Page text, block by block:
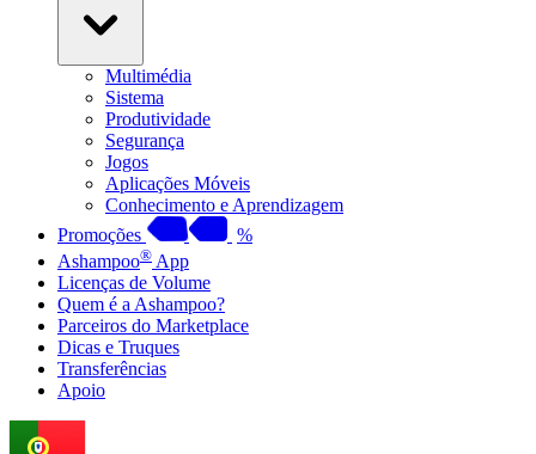
Multimédia
Sistema
Produtividade
Segurança
Jogos
Aplicações Móveis
Conhecimento e Aprendizagem
Promoções
%
Ashampoo® App
Licenças de Volume
Quem é a Ashampoo?
Parceiros do Marketplace
Dicas e Truques
Transferências
Apoio